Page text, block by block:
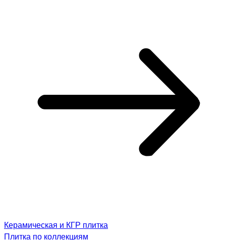
Керамическая и КГР плитка
Плитка по коллекциям